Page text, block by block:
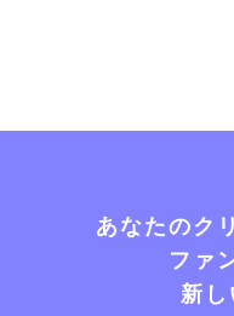
あなたのク
ファ
新